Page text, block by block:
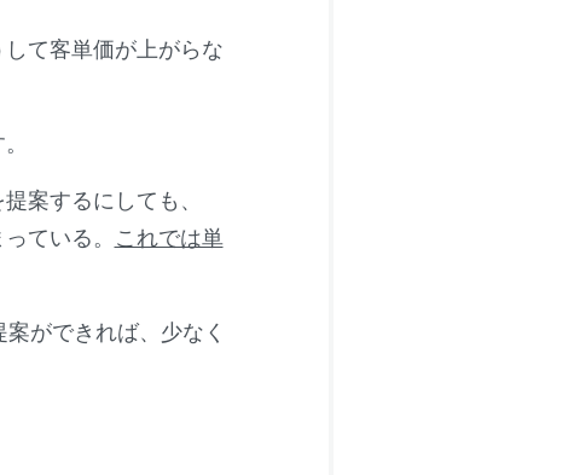
て客単価が上がらな
案するにしても、
ている。
これでは単
ができれば、少なく